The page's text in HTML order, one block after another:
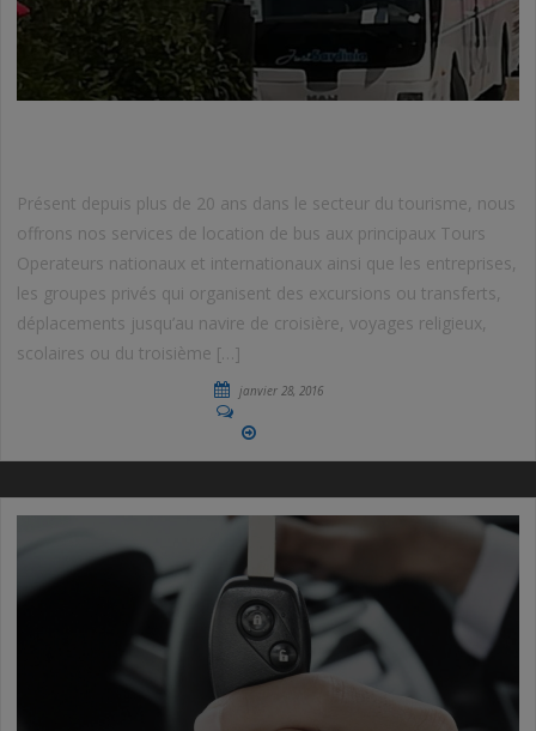
Présent depuis plus de 20 ans dans le secteur du tourisme, nous
offrons nos services de location de bus aux principaux Tours
Operateurs nationaux et internationaux ainsi que les entreprises,
les groupes privés qui organisent des excursions ou transferts,
déplacements jusqu’au navire de croisière, voyages religieux,
scolaires ou du troisième […]
janvier 28, 2016